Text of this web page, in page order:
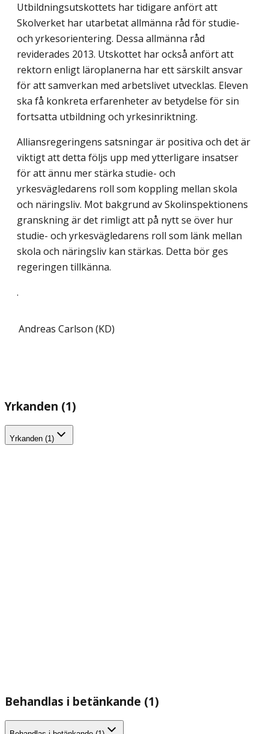
Utbildningsutskottets har tidigare anfört att
Skolverket har utarbetat allmänna råd för studie-
och yrkesorientering. Dessa allmänna råd
reviderades 2013. Utskottet har också anfört att
rektorn enligt läroplanerna har ett särskilt ansvar
för att samverkan med arbetslivet utvecklas. Eleven
ska få konkreta erfarenheter av betydelse för sin
fortsatta utbildning och yrkesinriktning.
Alliansregeringens satsningar är positiva och det är
viktigt att detta följs upp med ytterligare insatser
för att ännu mer stärka studie- och
yrkesvägledarens roll som koppling mellan skola
och näringsliv. Mot bakgrund av Skolinspektionens
granskning är det rimligt att på nytt se över hur
studie- och yrkesvägledarens roll som länk mellan
skola och näringsliv kan stärkas. Detta bör ges
regeringen tillkänna.
.
Andreas Carlson (KD)
Yrkanden (1)
Yrkanden (1)
Behandlas i betänkande (1)